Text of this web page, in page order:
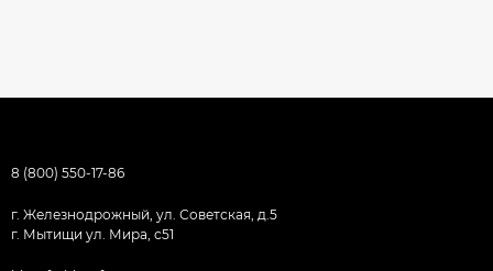
8 (800) 550-17-86
г. Железнодрожный, ул. Советская, д.5
г. Мытищи ул. Мира, с51